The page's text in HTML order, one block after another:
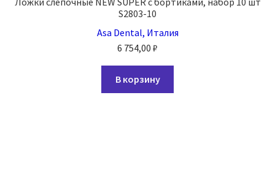
S2803-10
Asa Dental, Италия
6 754,00 ₽
В корзину